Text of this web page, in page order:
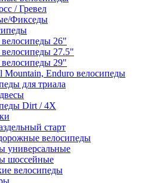
/ Гревел
Фикседы
26"
27.5"
29"
Mountain, Enduro велосипеды
для триала
Dirt / 4X
старт
велосипеды
универсальные
шоссейные
велосипеды